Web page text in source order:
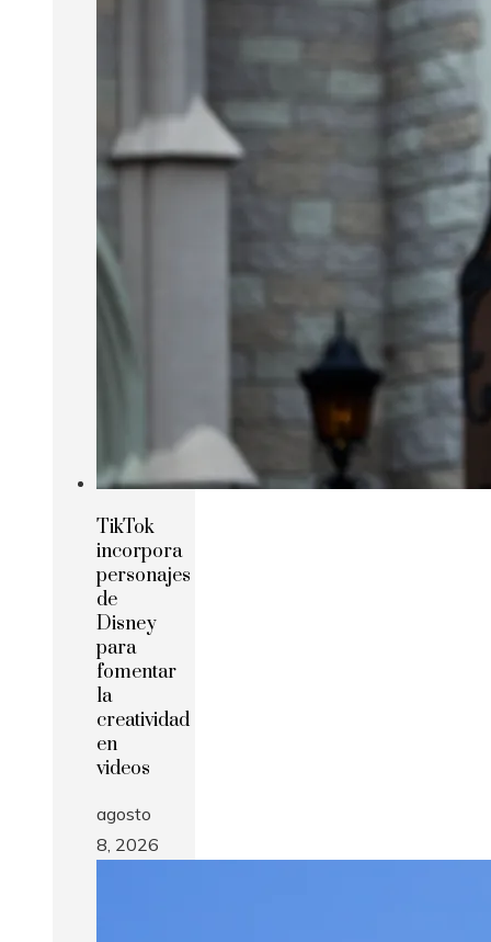
TikTok
incorpora
personajes
de
Disney
para
fomentar
la
creatividad
en
videos
agosto
8, 2026